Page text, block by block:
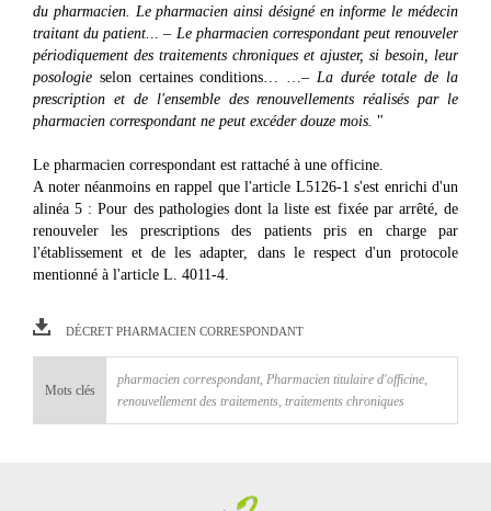
du pharmacien. Le pharmacien ainsi désigné en informe le médecin
traitant du patient.
.. – Le pharmacien correspondant peut renouveler
périodiquement des traitements chroniques et ajuster, si besoin, leur
posologie selon certaines conditions… …– La durée totale de la
prescription et de l'ensemble des renouvellements réalisés par le
pharmacien correspondant ne peut excéder douze mois. "
Le pharmacien correspondant est rattaché à une officine.
A noter néanmoins en rappel que l'article L5126-1 s'est enrichi d'un
alinéa 5 : Pour des pathologies dont la liste est fixée par arrêté, de
renouveler les prescriptions des patients pris en charge par
l'établissement et de les adapter, dans le respect d'un protocole
mentionné à l'article L. 4011-4.
DÉCRET PHARMACIEN CORRESPONDANT
Mots clés
pharmacien correspondant, Pharmacien titulaire d'officine
renouvellement des traitements traitements chroniques